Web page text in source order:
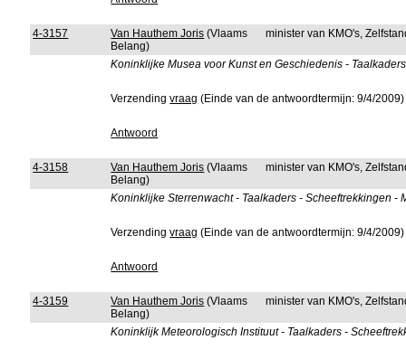
4-3157 Van Hauthem Joris (Vlaams
Belang)
minister van KMO's,
Koninklijke Musea voor Kunst en Geschiedenis -
Verzendingvraag (Einde van de antwoordtermijn: 9/4/2009)
Antwoord
4-3158 Van Hauthem Joris (Vlaams
Belang)
minister van KMO's,
Koninklijke Sterrenwacht - Taalkaders - Scheeftrekkingen -
Verzendingvraag (Einde van de antwoordtermijn: 9/4/2009)
Antwoord
4-3159 Van Hauthem Joris (Vlaams
Belang)
minister van KMO's,
Koninklijk Meteorologisch Instituut - Taalkaders -